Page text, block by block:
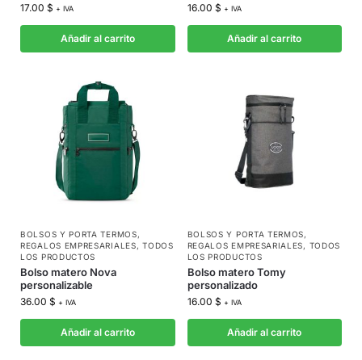
17.00 $ + IVA
Añadir al carrito
16.00 $ + IVA
Añadir al carrito
BOLSOS Y PORTA TERMOS,
REGALOS EMPRESARIALES,TODOS
LOS PRODUCTOS
Bolso matero Nova
personalizable
36.00 $ + IVA
Añadir al carrito
BOLSOS Y PORTA TERMOS,
REGALOS EMPRESARIALES, TODOS
LOS PRODUCTOS
Bolso matero Tomy
personalizado
16.00 $ + IVA
Añadir al carrito